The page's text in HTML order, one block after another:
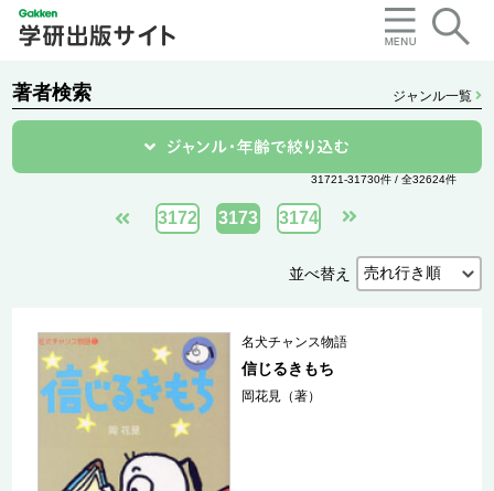
著者検索 ジャンル一覧
31721-31730件 / 全32624件
3172 3173 3174
並べ替え
名犬チャンス物語
信じるきもち
岡花見（著）